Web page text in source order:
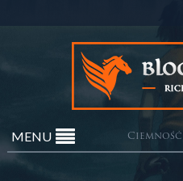
Ciemność
MENU